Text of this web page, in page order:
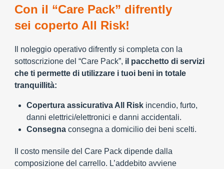
Con il “Care Pack” difrently
sei coperto All Risk!
Il noleggio operativo difrently si completa con la
sottoscrizione del “Care Pack”, il pacchetto di servizi
che ti permette di utilizzare i tuoi beni in totale
tranquillità:
Copertura assicurativa All Risk incendio, furto,
danni elettrici/elettronici e danni accidentali.
Consegna consegna a domicilio dei beni scelti.
Il costo mensile del Care Pack dipende dalla
composizione del carrello. L’addebito avviene